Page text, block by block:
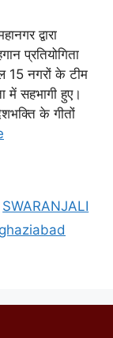
द्वारा
प्रतियोगिता
15 नगरों के टीम
सहभागी हुए।
के गीतों
SWARANJALI